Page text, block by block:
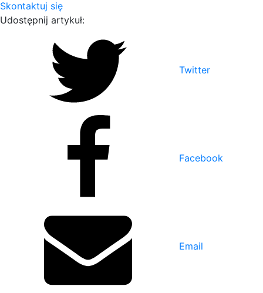
Skontaktuj się
Udostępnij artykuł:
Twitter
Facebook
Email